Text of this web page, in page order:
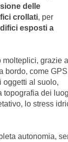
delle
crollati, per
esposti a
molteplici, grazie
bordo, come
oggetti al suolo,
topografia dei
lo stress
autonomia,